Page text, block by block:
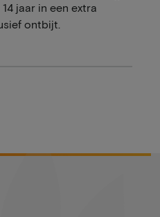
jaar in een extra
ontbijt.